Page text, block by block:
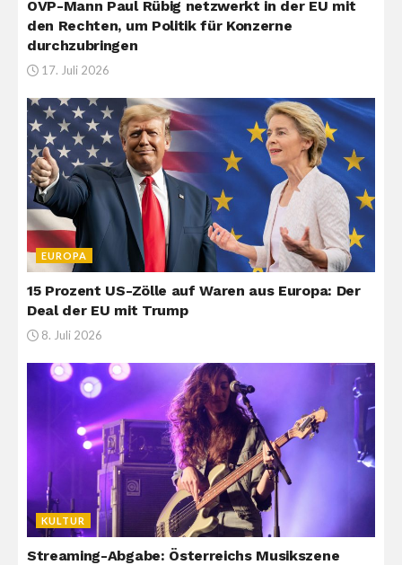
ÖVP-Mann Paul Rübig netzwerkt in der EU mit
den Rechten, um Politik für Konzerne
durchzubringen
17. Juli 2026
EUROPA
15 Prozent US-Zölle auf Waren aus Europa: Der
Deal der EU mit Trump
8. Juli 2026
KULTUR
Streaming-Abgabe: Österreichs Musikszene